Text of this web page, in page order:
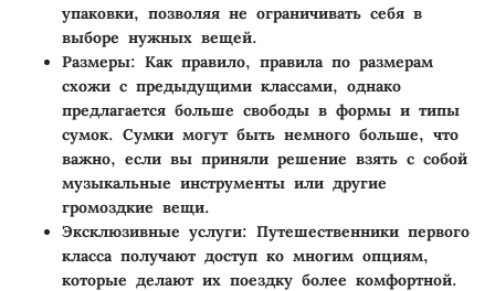
упаковки, позволяя не ограничивать себя в
выборе нужных вещей.
Размеры: Как правило, правила по размерам
схожи с предыдущими классами, однако
предлагается больше свободы в формы и типы
сумок. Сумки могут быть немного больше, что
важно, если вы приняли решение взять с собой
музыкальные инструменты или другие
громоздкие вещи.
Эксклюзивные услуги: Путешественники первого
класса получают доступ ко многим опциям,
которые делают их поездку более комфортной.